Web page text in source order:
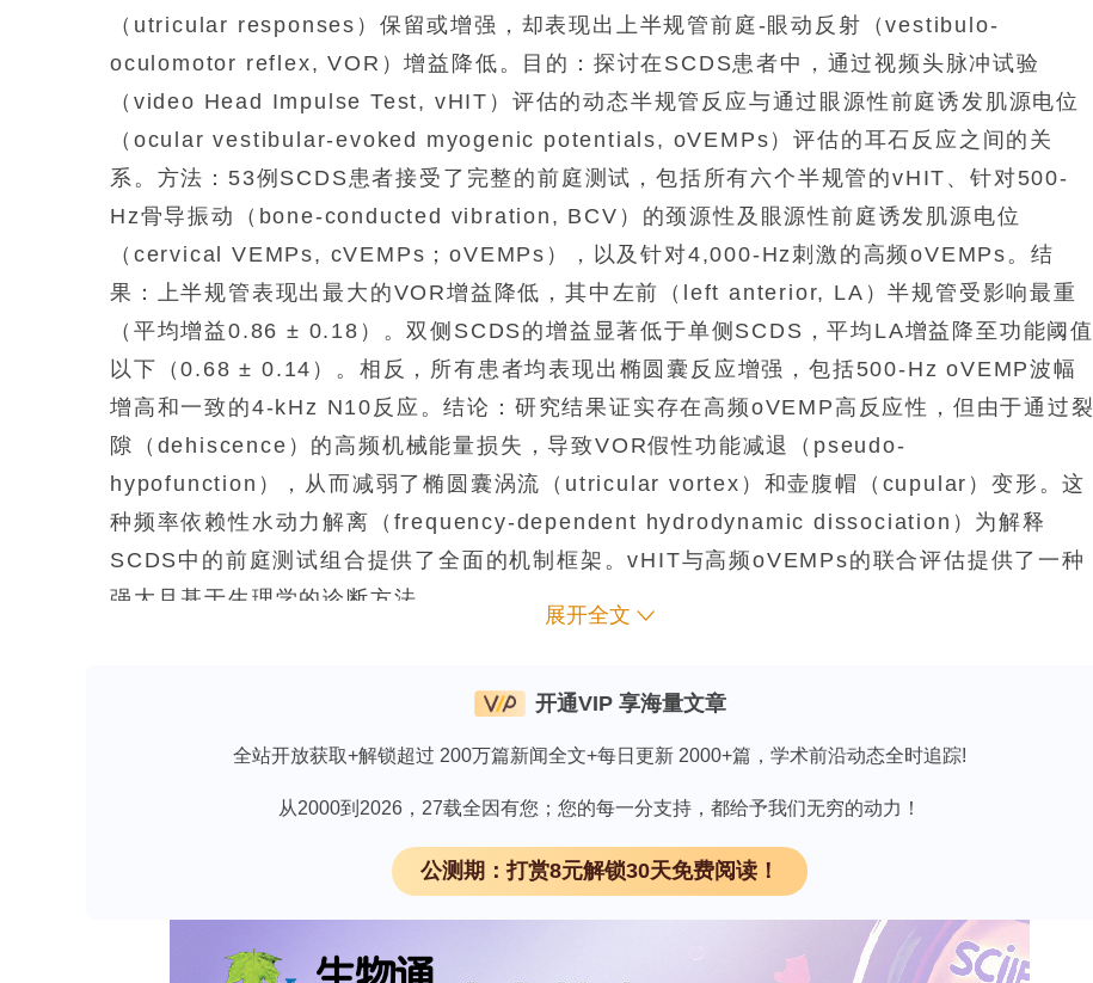
（utricular responses）保留或增强，却表现出上半规管前庭-眼动反射（vestibulo-
oculomotor reflex, VOR）增益降低。目的：探讨在SCDS患者中，通过视频头脉冲试验
（video Head Impulse Test, vHIT）评估的动态半规管反应与通过眼源性前庭诱发肌源电位
（ocular vestibular-evoked myogenic potentials, oVEMPs）评估的耳石反应之间的关
系。方法：53例SCDS患者接受了完整的前庭测试，包括所有六个半规管的vHIT、针对500-
Hz骨导振动（bone-conducted vibration, BCV）的颈源性及眼源性前庭诱发肌源电位
（cervical VEMPs, cVEMPs；oVEMPs），以及针对4,000-Hz刺激的高频oVEMPs。结
果：上半规管表现出最大的VOR增益降低，其中左前（left anterior, LA）半规管受影响最重
（平均增益0.86 ± 0.18）。双侧SCDS的增益显著低于单侧SCDS，平均LA增益降至功能阈值
以下（0.68 ± 0.14）。相反，所有患者均表现出椭圆囊反应增强，包括500-Hz oVEMP波幅
增高和一致的4-kHz N10反应。结论：研究结果证实存在高频oVEMP高反应性，但由于通过裂
隙（dehiscence）的高频机械能量损失，导致VOR假性功能减退（pseudo-
hypofunction），从而减弱了椭圆囊涡流（utricular vortex）和壶腹帽（cupular）变形。这
种频率依赖性水动力解离（frequency-dependent hydrodynamic dissociation）为解释
SCDS中的前庭测试组合提供了全面的机制框架。vHIT与高频oVEMPs的联合评估提供了一种
强大且基于生理学的诊断方法。
欢迎下载义翘神州蛋白表达之杆状-昆虫表达系统全攻略>>>
上半规管裂综合征（superior semicircular canal dehiscence syndrome, SCDS）是因内
耳骨迷路存在异常第三窗（third mobile window）所致的疾病，其改变声、压力及惯性刺激
在内耳的传递，患者常表现为自听增强、低频气骨导差、声音或压力诱发眩晕（Tullio和
展开全文
开通VIP 享海量文章
全站开放获取+解锁超过 200万篇新闻全文+每日更新 2000+篇，学术前沿动态全时追踪!
从2000到2026，27载全因有您；您的每一分支持，都给予我们无穷的动力！
公测期：打赏8元解锁30天免费阅读！